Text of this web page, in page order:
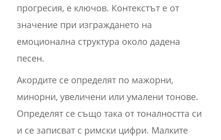
прогресия, е ключов. Контекстът е от
значение при изграждането на
емоционална структура около дадена
песен.
Акордите се определят по мажорни,
минорни, увеличени или умалени тонове.
Определят се също така от тоналността си
и се записват с римски цифри. Малките